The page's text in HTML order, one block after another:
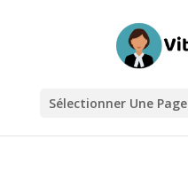
Sélectionner Une Page